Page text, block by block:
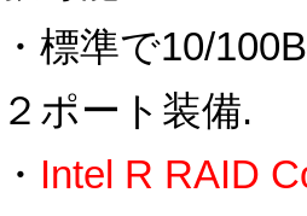
・標準で10/
２ポート装備.
・ Intel R RAID